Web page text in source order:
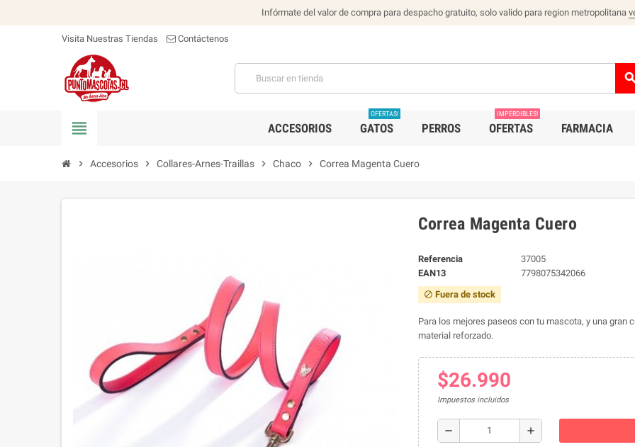
Infórmate del valor de compra para despacho gratuito, solo valido para region metropolitana
Visita Nuestras Tiendas Contáctenos
view_headline ACCESORIOS GATOS
OFERTAS!
PERROS OFERTAS
IMPERDIBLES!
FARMACIA
chevron_right Accesorios chevron_right Collares-Arnes-Traillas chevron_right Chaco chevron_right Correa Magenta Cuero
Correa Magenta Cuero
Referencia
37005
EAN13
7798075342066
block Fuera de stock
Para los mejores paseos con tu mascota, y una gran
material reforzado.
$26.990
Impuestos incluidos
remove add